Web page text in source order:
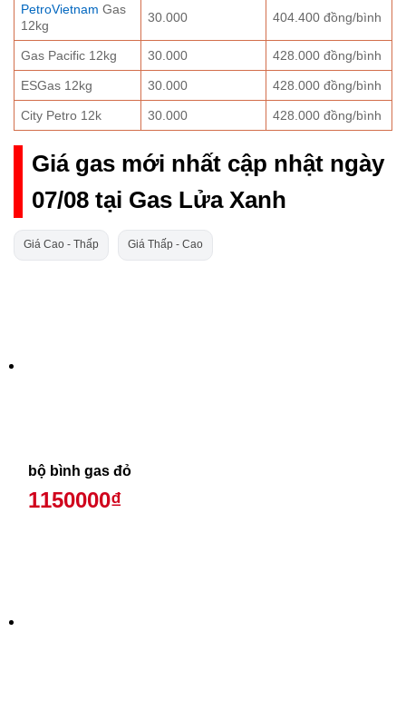
PetroVietnam Gas
12kg
30.000 404.400 đồng/bình
Gas Pacific 12kg 30.000 428.000 đồng/bình
ESGas 12kg 30.000 428.000 đồng/bình
City Petro 12k 30.000 428.000 đồng/bình
Giá gas mới nhất cập nhật ngày
07/08 tại Gas Lửa Xanh
Giá Cao - Thấp Giá Thấp - Cao
bộ bình gas đỏ
1150000₫